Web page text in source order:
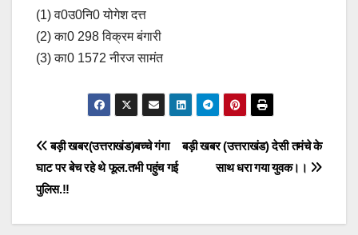
(1) व0उ0नि0 योगेश दत्त
(2) का0 298 विक्रम बंगारी
(3) का0 1572 नीरज सामंत
Post
navigation
बड़ी खबर (उत्तराखंड) देसी तमंचे के
साथ धरा गया युवक।।
बड़ी खबर(उत्तराखंड)बच्चे गंगा
घाट पर बेच रहे थे फूल.तभी पहुंच गई
पुलिस.!!